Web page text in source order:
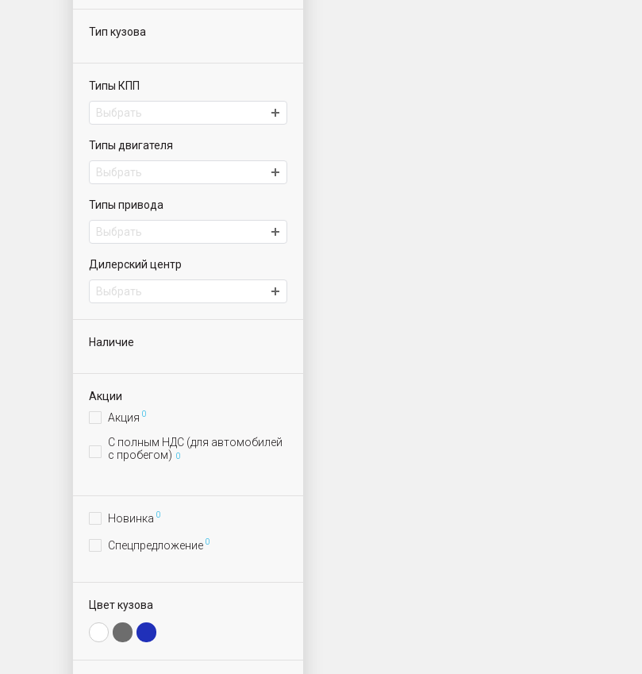
Тип кузова
Типы КПП
Выбрать
Типы двигателя
Выбрать
Типы привода
Выбрать
Дилерский центр
Выбрать
Наличие
Акции
Акция 0
С полным НДС (для автомобилей
с пробегом) 0
Новинка 0
Спецпредложение 0
Цвет кузова